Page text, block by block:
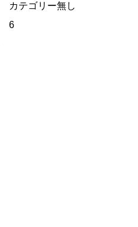
カテゴリー無し
6